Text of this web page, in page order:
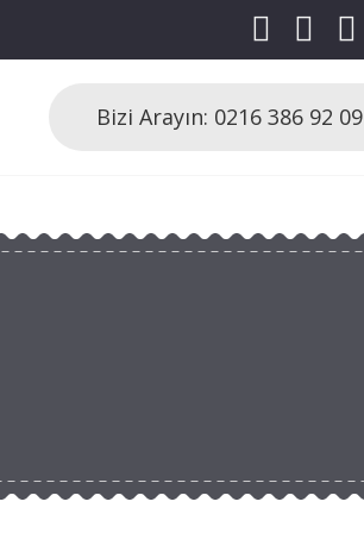
Bizi Arayın: 0216 386 92 09